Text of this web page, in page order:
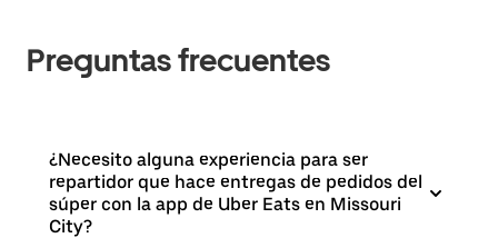
Preguntas frecuentes
¿Necesito alguna experiencia para ser
repartidor que hace entregas de pedidos del
súper con la app de Uber Eats en Missouri
City?